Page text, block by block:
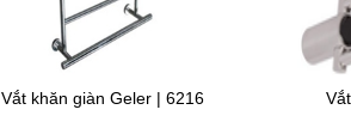
Vắt khăn giàn Geler | 6216